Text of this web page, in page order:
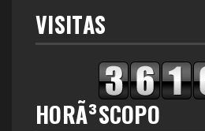
VISITAS
HORÃ³SCOPO